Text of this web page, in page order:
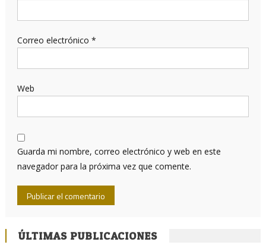
Correo electrónico *
Web
Guarda mi nombre, correo electrónico y web en este
navegador para la próxima vez que comente.
ÚLTIMAS PUBLICACIONES